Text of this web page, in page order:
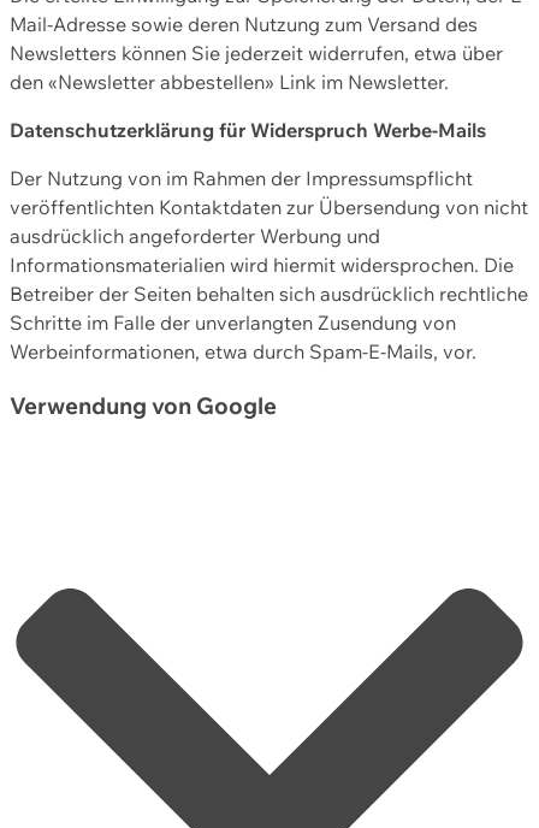
Mail-Adresse sowie deren Nutzung zum Versand des
Newsletters können Sie jederzeit widerrufen, etwa über
den «Newsletter abbestellen» Link im Newsletter.
Datenschutzerklärung für Widerspruch Werbe-Mails
Der Nutzung von im Rahmen der Impressumspflicht
veröffentlichten Kontaktdaten zur Übersendung von nicht
ausdrücklich angeforderter Werbung und
Informationsmaterialien wird hiermit widersprochen. Die
Betreiber der Seiten behalten sich ausdrücklich rechtliche
Schritte im Falle der unverlangten Zusendung von
Werbeinformationen, etwa durch Spam-E-Mails, vor.
Verwendung von Google